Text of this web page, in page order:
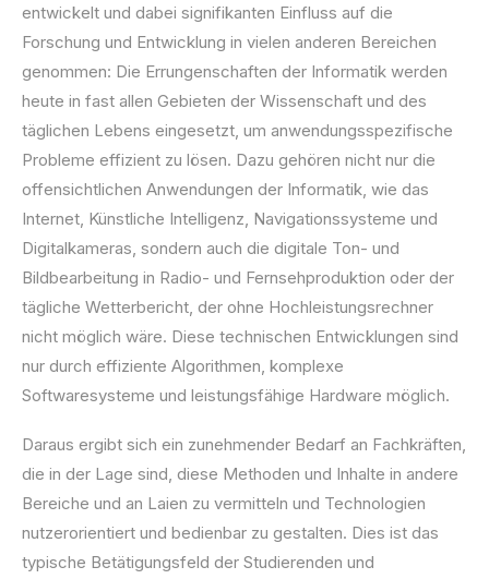
entwickelt und dabei signifikanten Einfluss auf die
Forschung und Entwicklung in vielen anderen Bereichen
genommen: Die Errungenschaften der Informatik werden
heute in fast allen Gebieten der Wissenschaft und des
täglichen Lebens eingesetzt, um anwendungsspezifische
Probleme effizient zu lösen. Dazu gehören nicht nur die
offensichtlichen Anwendungen der Informatik, wie das
Internet, Künstliche Intelligenz, Navigationssysteme und
Digitalkameras, sondern auch die digitale Ton- und
Bildbearbeitung in Radio- und Fernsehproduktion oder der
tägliche Wetterbericht, der ohne Hochleistungsrechner
nicht möglich wäre. Diese technischen Entwicklungen sind
nur durch effiziente Algorithmen, komplexe
Softwaresysteme und leistungsfähige Hardware möglich.
Daraus ergibt sich ein zunehmender Bedarf an Fachkräften,
die in der Lage sind, diese Methoden und Inhalte in andere
Bereiche und an Laien zu vermitteln und Technologien
nutzerorientiert und bedienbar zu gestalten. Dies ist das
typische Betätigungsfeld der Studierenden und